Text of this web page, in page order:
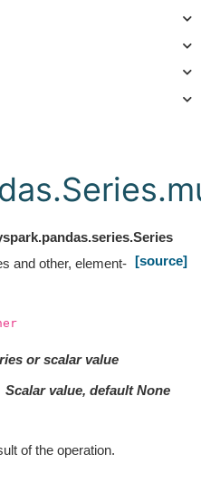
[source]
and other, element-
or scalar value
Scalar value, default None
of the operation.